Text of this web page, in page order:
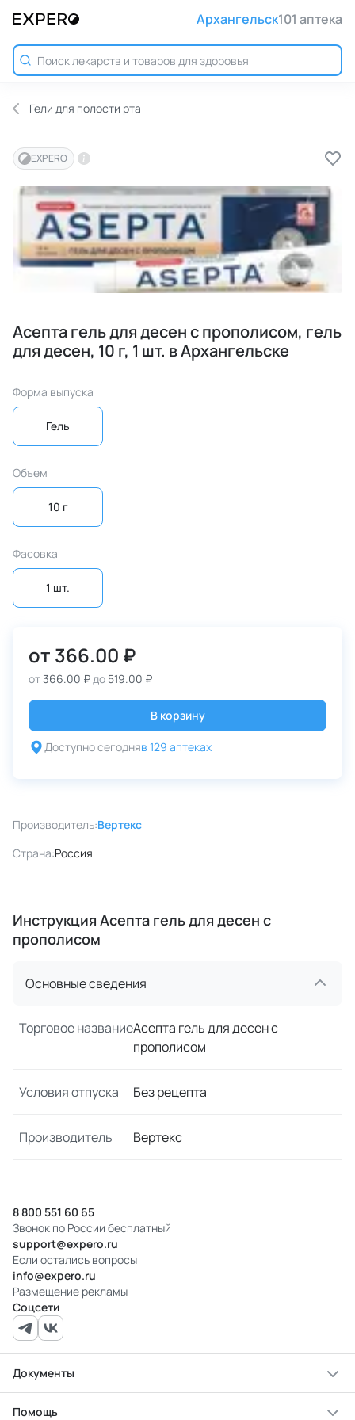
Архангельск101 аптека
Гели для полости рта
EXPERO
Асепта гель для десен с прополисом, гель
для десен, 10 г, 1 шт. в Архангельске
Форма выпуска
Гель
Объем
10 г
Фасовка
1 шт.
от 366.00 ₽
от366.00 ₽до 519.00 ₽
В корзину
Доступно сегодняв 129 аптеках
Производитель:Вертекс
Страна:Россия
Инструкция Асепта гель для десен с
прополисом
Основные сведения
Торговое названиеАсепта гель для десен с
прополисом
Условия отпуска Без рецепта
Производитель Вертекс
8 800 551 60 65
Звонок по России бесплатный
support@expero.ru
Если остались вопросы
info@expero.ru
Размещение рекламы
Соцсети
Документы
Помощь